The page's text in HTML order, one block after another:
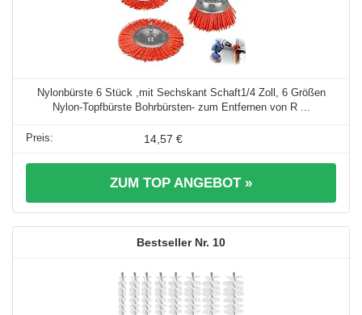
Nylonbürste 6 Stück ,mit Sechskant Schaft1/4 Zoll, 6 Größen
Nylon-Topfbürste Bohrbürsten- zum Entfernen von R ...
14,57 €
ZUM TOP ANGEBOT »
10